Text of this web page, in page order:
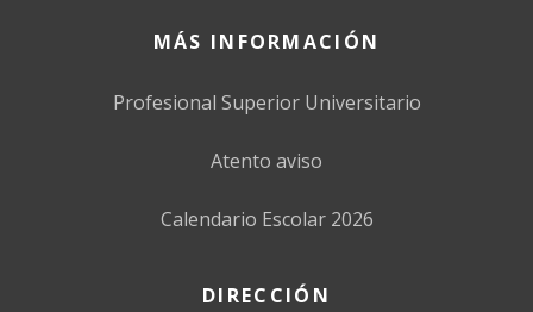
MÁS INFORMACIÓN
Profesional Superior Universitario
Atento aviso
Calendario Escolar 2026
DIRECCIÓN